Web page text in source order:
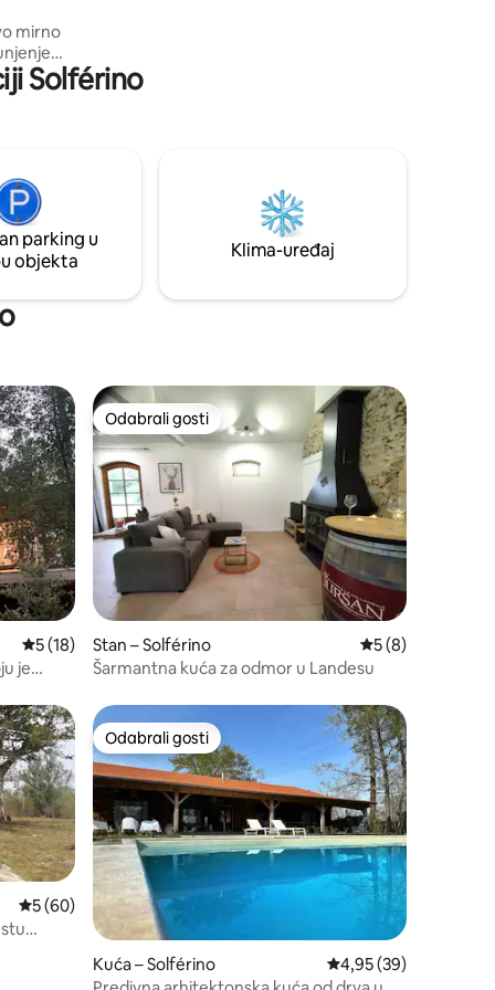
mirno
ili
za
Solférino
parking u
objekta
Klima-uređaj
„Odabrali gosti”
Prosječna ocjena: 5/5, recenzija: 18
5 (18)
je
Odabrali gosti
Odabrali gosti
Stan – Solférino Prosječna
5 (8)
Šarmantna kuća za odmor u Landesu
„Odabrali gosti”
Prosječna ocjena: 5/5, recenzija: 60
5 (60)
Odabrali gosti
Odabrali gosti
Kuća – Solférino Prosječna ocjena:
4,95 (39)